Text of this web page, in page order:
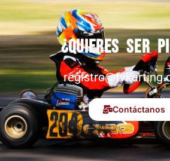
¿Quieres ser
Contáctanos